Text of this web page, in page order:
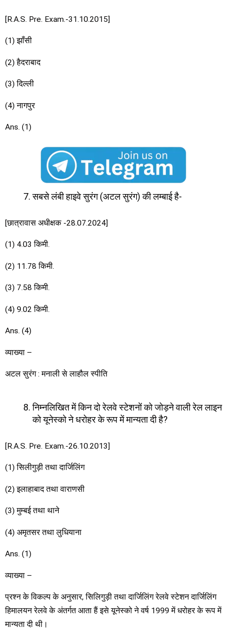
[R.A.S. Pre. Exam.-31.10.2015]
(1) झाँसी
(2) हैदराबाद
(3) दिल्ली
(4) नागपुर
Ans. (1)
सबसे लंबी हाइवे सुरंग (अटल सुरंग) की लम्बाई है-
[छात्रावास अधीक्षक -28.07.2024]
(1) 4.03 किमी.
(2) 11.78 किमी.
(3) 7.58 किमी.
(4) 9.02 किमी.
Ans. (4)
व्याख्या –
अटल सुरंग : मनाली से लाहौल स्पीति
निम्नलिखित में किन दो रेलवे स्टेशनों को जोड़ने वाली रेल लाइन
को यूनेस्को ने धरोहर के रूप में मान्यता दी है?
[R.A.S. Pre. Exam.-26.10.2013]
(1) सिलीगुड़ी तथा दार्जिलिंग
(2) इलाहाबाद तथा वाराणसी
(3) मुम्बई तथा थाने
(4) अमृतसर तथा लुधियाना
Ans. (1)
व्याख्या –
प्रश्न के विकल्प के अनुसार, सिलिगुड़ी तथा दार्जिलिंग रेलवे स्टेशन दार्जिलिंग
हिमालयन रेलवे के अंतर्गत आता हैं इसे यूनेस्को ने वर्ष 1999 में धरोहर के रूप में
मान्यता दी थी।